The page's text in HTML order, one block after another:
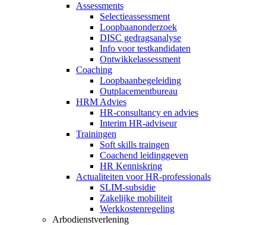
Assessments
Selectieassessment
Loopbaanonderzoek
DISC gedragsanalyse
Info voor testkandidaten
Ontwikkelassessment
Coaching
Loopbaanbegeleiding
Outplacementbureau
HRM Advies
HR-consultancy en advies
Interim HR-adviseur
Trainingen
Soft skills traingen
Coachend leidinggeven
HR Kenniskring
Actualiteiten voor HR-professionals
SLIM-subsidie
Zakelijke mobiliteit
Werkkostenregeling
Arbodienstverlening